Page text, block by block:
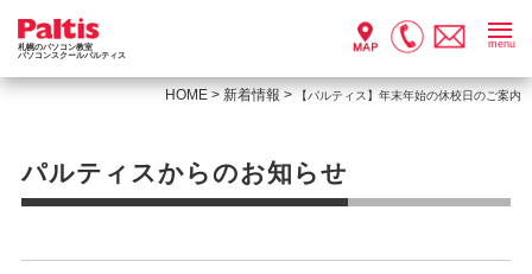
札幌のパソコン教室
パソコンスクールパルティス
menu
HOME >新着情報 > 【パルティス】年末年始の休校日のご案内
パルティスからのお知らせ